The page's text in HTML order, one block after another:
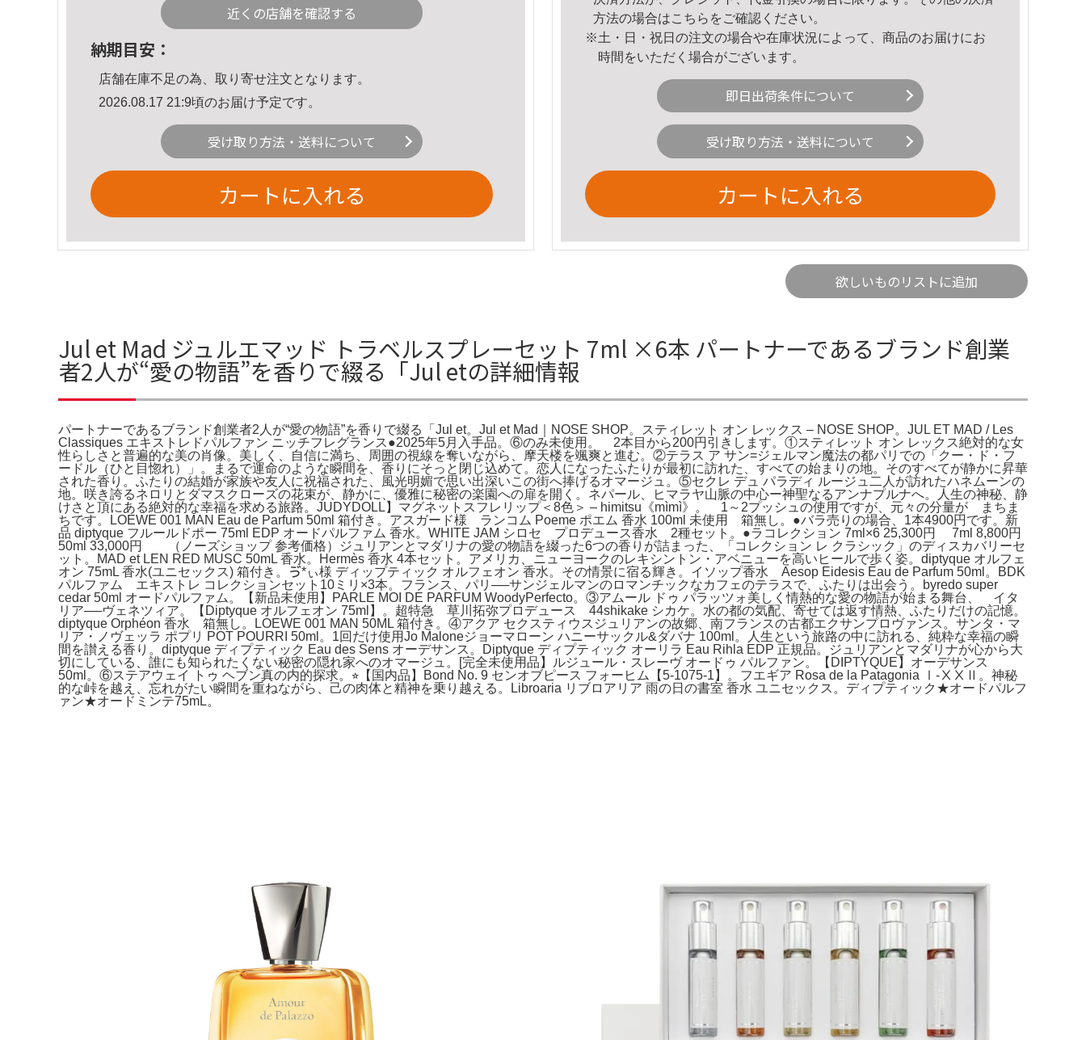
近くの店舗を確認する
納期目安：
店舗在庫不足の為、取り寄せ注文となります。
2026.08.17 21:9頃のお届け予定です。
受け取り方法・送料について
カートに入れる
方法の場合はこちら をご確認ください。
※土・日・祝日の注文の場合や在庫状況によって、商品のお届けにお
時間をいただく場合がございます。
即日出荷条件について
受け取り方法・送料について
カートに入れる
欲しいものリストに追加
Jul et Mad ジュルエマッド トラベルスプレーセット 7ml ×6本 パートナーであるブランド創業
者2人が“愛の物語”を香りで綴る「Jul etの詳細情報
パートナーであるブランド創業者2人が“愛の物語”を香りで綴る「Jul et。Jul et Mad｜NOSE SHOP。スティレット オン レックス – NOSE SHOP。JUL ET MAD / Les
Classiques エキストレドパルファン ニッチフレグランス●2025年5月入手品。⑥のみ未使用。 2本目から200円引きします。①スティレット オン レックス絶対的な女
性らしさと普遍的な美の肖像。美しく、自信に満ち、周囲の視線を奪いながら、摩天楼を颯爽と進む。②テラス ア サン=ジェルマン魔法の都パリでの「クー・ド・フ
ードル（ひと目惚れ）」。まるで運命のような瞬間を、香りにそっと閉じ込めて。恋人になったふたりが最初に訪れた、すべての始まりの地。そのすべてが静かに昇華
された香り。ふたりの結婚が家族や友人に祝福された、風光明媚で思い出深いこの街へ捧げるオマージュ。⑤セクレ デュ パラディ ルージュ二人が訪れたハネムーンの
地。咲き誇るネロリとダマスクローズの花束が、静かに、優雅に秘密の楽園への扉を開く。ネパール、ヒマラヤ山脈の中心ー神聖なるアンナプルナへ。人生の神秘、静
けさと頂にある絶対的な幸福を求める旅路。JUDYDOLL】マグネットスフレリップ＜8色＞ – himitsu《mìmì》。 1～2プッシュの使用ですが、元々の分量が まちま
ちです。LOEWE 001 MAN Eau de Parfum 50ml 箱付き。アスガード様 ランコム Poeme ポエム 香水 100ml 未使用 箱無し。●バラ売りの場合、1本4900円です。新
品 diptyque フルールドポー 75ml EDP オードパルファム 香水。WHITE JAM シロセ プロデュース香水 2種セット。●ラコレクション 7ml×6 25,300円 7ml 8,800円
50ml 33,000円 （ノーズショップ 参考価格）ジュリアンとマダリナの愛の物語を綴った6つの香りが詰まった、「コレクション レ クラシック」のディスカバリーセ
ット。MAD et LEN RED MUSC 50mL 香水。Hermès 香水 4本セット。アメリカ、ニューヨークのレキシントン・アベニューを高いヒールで歩く姿。diptyque オルフェ
オン 75mL 香水(ユニセックス) 箱付き。ゔ*ぃ様 ディップティック オルフェオン 香水。その情景に宿る輝き。イソップ香水 Aesop Eidesis Eau de Parfum 50ml。BDK
パルファム エキストレ コレクションセット10ミリ×3本。フランス、パリ──サンジェルマンのロマンチックなカフェのテラスで、ふたりは出会う。byredo super
cedar 50ml オードパルファム。【新品未使用】PARLE MOI DE PARFUM WoodyPerfecto。③アムール ドゥ パラッツォ美しく情熱的な愛の物語が始まる舞台、 イタ
リア──ヴェネツィア。【Diptyque オルフェオン 75ml】。超特急 草川拓弥プロデュース 44shikake シカケ。水の都の気配、寄せては返す情熱、ふたりだけの記憶。
diptyque Orphéon 香水 箱無し。LOEWE 001 MAN 50ML 箱付き。④アクア セクスティウスジュリアンの故郷、南フランスの古都エクサンプロヴァンス。サンタ・マ
リア・ノヴェッラ ポプリ POT POURRI 50ml。1回だけ使用Jo Maloneジョーマローン ハニーサックル&ダバナ 100ml。人生という旅路の中に訪れる、純粋な幸福の瞬
間を讃える香り。diptyque ディプティック Eau des Sens オーデサンス。Diptyque ディプティック オーリラ Eau Rihla EDP 正規品。ジュリアンとマダリナが心から大
切にしている、誰にも知られたくない秘密の隠れ家へのオマージュ。[完全未使用品】ルジュール・スレーヴ オードゥ パルファン。【DIPTYQUE】オーデサンス
50ml。⑥ステアウェイ トゥ ヘブン真の内的探求。⭐︎【国内品】Bond No. 9 センオブピース フォーヒム【5-1075-1】。フエギア Rosa de la Patagonia Ⅰ-ⅩⅩⅡ。神秘
的な峠を越え、忘れがたい瞬間を重ねながら、己の肉体と精神を乗り越える。Libroaria リブロアリア 雨の日の書室 香水 ユニセックス。ディプティック★オードパルフ
ァン★オードミンテ75mL。